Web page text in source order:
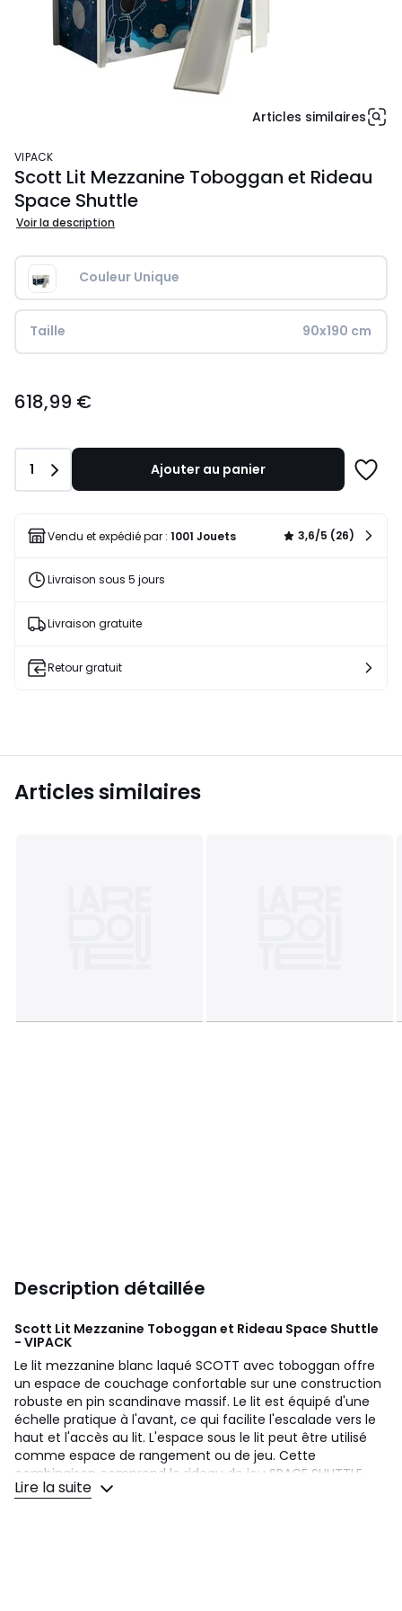
Articles similaires
VIPACK
Scott Lit Mezzanine Toboggan et Rideau
Space Shuttle
Voir la description
Couleur Unique
Taille 90x190 cm
€.
618,99 €
Quantité
1 Ajouter au panier
liste
Vendu et expédié par : 1001 Jouets 3,6/5 (26)
Livraison sous 5 jours
Livraison gratuite
Retour gratuit
Articles similaires
Description détaillée
Scott Lit Mezzanine Toboggan et Rideau Space Shuttle
- VIPACK
Le lit mezzanine blanc laqué SCOTT avec toboggan offre
un espace de couchage confortable sur une construction
robuste en pin scandinave massif. Le lit est équipé d'une
échelle pratique à l'avant, ce qui facilite l'escalade vers le
haut et l'accès au lit. L'espace sous le lit peut être utilisé
comme espace de rangement ou de jeu. Cette
combinaison comprend le rideau de jeu SPACE SHUTTLE.
Lire la suite